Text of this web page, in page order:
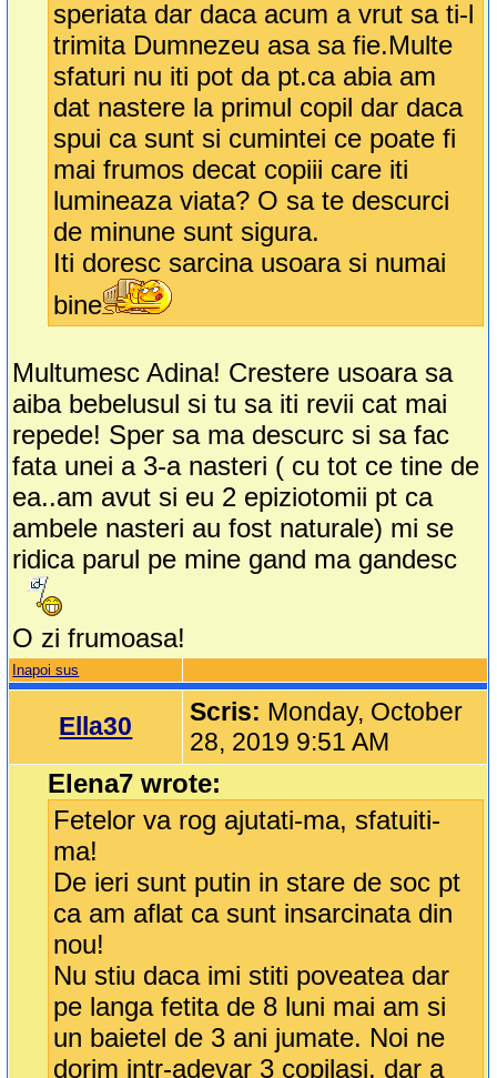
speriata dar daca acum a vrut sa ti-l
trimita Dumnezeu asa sa fie.Multe
sfaturi nu iti pot da pt.ca abia am
dat nastere la primul copil dar daca
spui ca sunt si cumintei ce poate fi
mai frumos decat copiii care iti
lumineaza viata? O sa te descurci
de minune sunt sigura.
Iti doresc sarcina usoara si numai
bine
Multumesc Adina! Crestere usoara sa
aiba bebelusul si tu sa iti revii cat mai
repede! Sper sa ma descurc si sa fac
fata unei a 3-a nasteri ( cu tot ce tine de
ea..am avut si eu 2 epiziotomii pt ca
ambele nasteri au fost naturale) mi se
ridica parul pe mine gand ma gandesc
O zi frumoasa!
Inapoi sus
Ella30 Scris: Monday, October
28, 2019 9:51 AM
Elena7 wrote:
Fetelor va rog ajutati-ma, sfatuiti-
ma!
De ieri sunt putin in stare de soc pt
ca am aflat ca sunt insarcinata din
nou!
Nu stiu daca imi stiti poveatea dar
pe langa fetita de 8 luni mai am si
un baietel de 3 ani jumate. Noi ne
dorim intr-adevar 3 copilasi, dar a